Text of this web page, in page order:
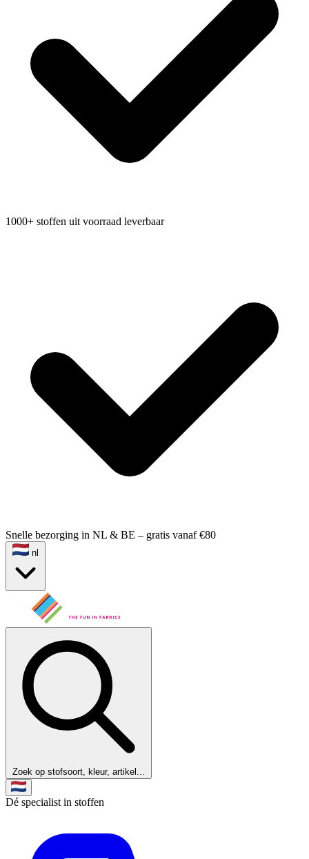
1000+ stoffen uit voorraad leverbaar
Snelle bezorging in NL & BE – gratis vanaf €80
nl
Zoek op stofsoort, kleur, artikel...
Dé specialist in stoffen